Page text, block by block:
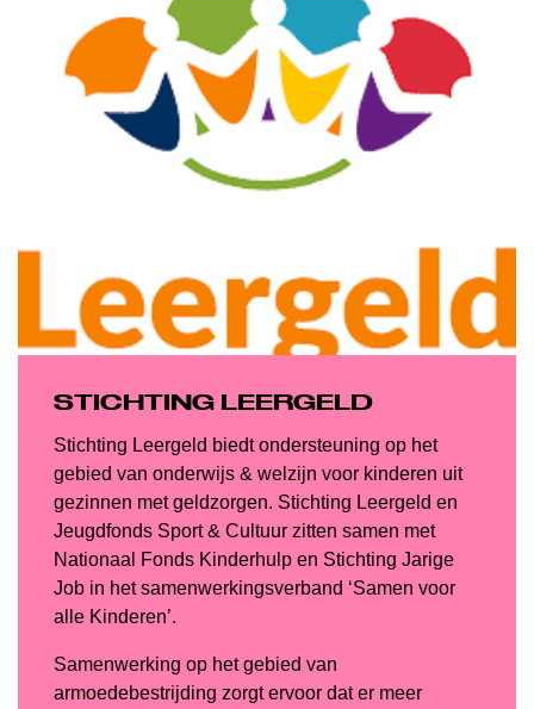
STICHTING LEERGELD
Stichting Leergeld biedt ondersteuning op het
gebied van onderwijs & welzijn voor kinderen uit
gezinnen met geldzorgen. Stichting Leergeld en
Jeugdfonds Sport & Cultuur zitten samen met
Nationaal Fonds Kinderhulp en Stichting Jarige
Job in het samenwerkingsverband ‘Samen voor
alle Kinderen’.
Samenwerking op het gebied van
armoedebestrijding zorgt ervoor dat er meer